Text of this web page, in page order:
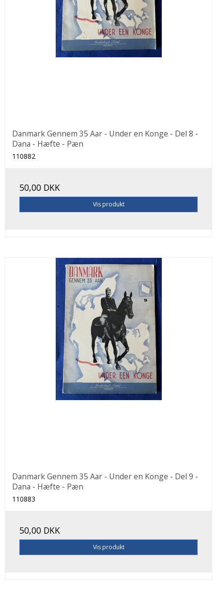
Danmark Gennem 35 Aar - Under en Konge - Del 8 -
Dana - Hæfte - Pæn
110882
50,00 DKK
Vis produkt
Danmark Gennem 35 Aar - Under en Konge - Del 9 -
Dana - Hæfte - Pæn
110883
50,00 DKK
Vis produkt